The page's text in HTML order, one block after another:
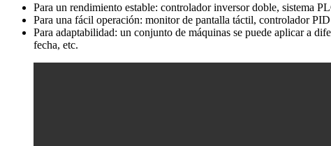
Para un rendimiento estable: controlador inversor doble, sistema
Para una fácil operación: monitor de pantalla táctil, controlador
Para adaptabilidad: un conjunto de máquinas se puede aplicar a
fecha, etc.